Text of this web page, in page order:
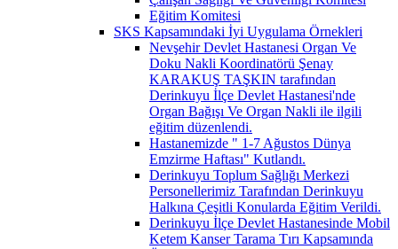
Eğitim Komitesi
SKS Kapsamındaki İyi Uygulama Örnekleri
Nevşehir Devlet Hastanesi Organ Ve
Doku Nakli Koordinatörü Şenay
KARAKUŞ TAŞKIN tarafından
Derinkuyu İlçe Devlet Hastanesi'nde
Organ Bağışı Ve Organ Nakli ile ilgili
eğitim düzenlendi.
Hastanemizde " 1-7 Ağustos Dünya
Emzirme Haftası" Kutlandı.
Derinkuyu Toplum Sağlığı Merkezi
Personellerimiz Tarafından Derinkuyu
Halkına Çeşitli Konularda Eğitim Verildi.
Derinkuyu İlçe Devlet Hastanesinde Mobil
Ketem Kanser Tarama Tırı Kapsamında